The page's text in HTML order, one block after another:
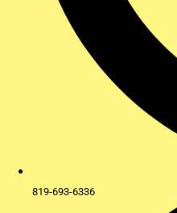
819-693-6336